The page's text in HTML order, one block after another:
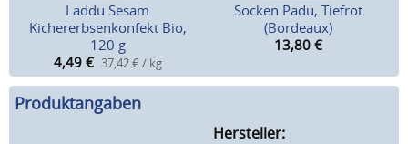
Laddu Sesam
Kichererbsenkonfekt Bio,
120 g
4,49 € 37,42 € / kg
Socken Padu, Tiefrot
(Bordeaux)
13,80 €
Produktangaben
Hersteller: